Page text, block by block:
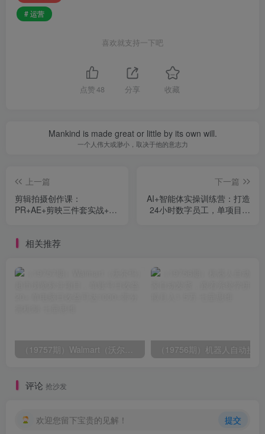
# 运营
喜欢就支持一下吧
点赞 48 分享 收藏
Mankind is made great or little by its own will.
一个人伟大或渺小，取决于他的意志力
上一篇
剪辑拍摄创作课：
PR+AE+剪映三件套实战+案
下一篇
AI+智能体实操训练营：打造
24小时数字员工，单项目月
相关推荐
（19757期）Walmart（沃尔玛）超市浏览标注项目，单账号日收益20+ 单电脑日收益可达1000+带分佣机制
评论 抢沙发
欢迎您留下宝贵的见解！ 提交